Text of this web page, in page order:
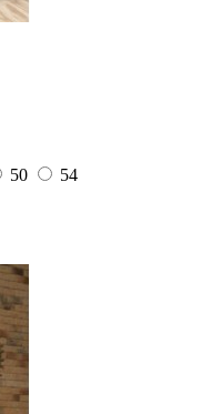
50
54